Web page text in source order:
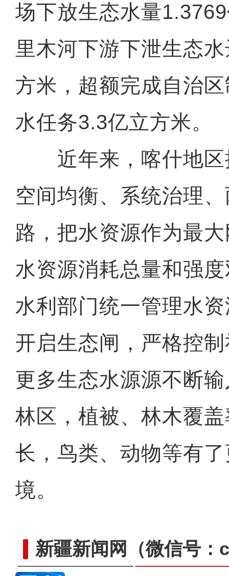
场下放生态水量
里木河下游下泄生态
方米，超额完成自治
水任务3.3亿立方米。
近年来，喀什地区
空间均衡、系统治理
路，把水资源作为最
水资源消耗总量和强
水利部门统一管理水
开启生态闸，严格控
更多生态水源源不断
林区，植被、林木覆
长，鸟类、动物等有
境。
新疆新闻网 （微信号